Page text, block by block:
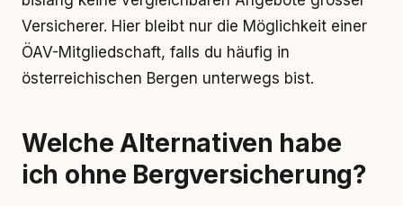
Versicherer. Hier bleibt nur die Möglichkeit einer
ÖAV-Mitgliedschaft, falls du häufig in
österreichischen Bergen unterwegs bist.
Welche Alternativen habe
ich ohne Bergversicherung?